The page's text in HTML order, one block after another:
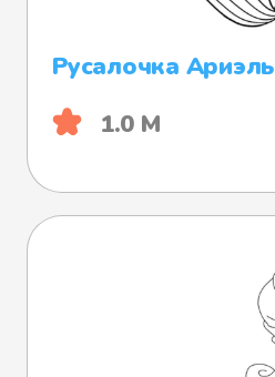
Русалочка Ариэль
1.0 М